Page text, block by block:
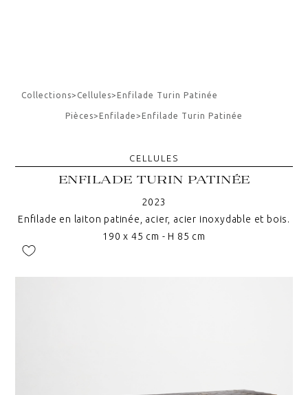
Collections> Cellules>Enfilade Turin Patinée
Pièces>Enfilade>Enfilade Turin Patinée
CELLULES
ENFILADE TURIN PATINÉE
2023
Enfilade en laiton patinée, acier, acier inoxydable et bois.
190 x 45 cm - H 85 cm